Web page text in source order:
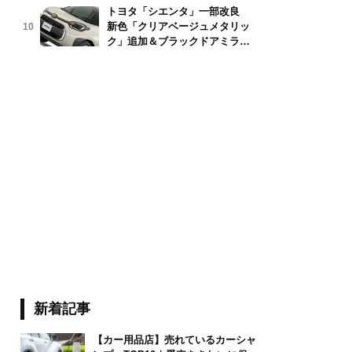
10
トヨタ「シエンタ」一部改良
新色「クリアベージュメタリッ
ク」追加＆ブラックドアミラー
新着記事
【カー用品店】売れているカーシャ